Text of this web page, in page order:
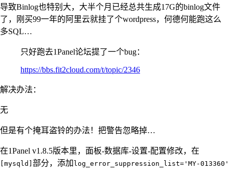
导致Binlog也特别大，大半个月已经总共生成17G的binlog文件
了，刚买99一年的阿里云就挂了个wordpress，何德何能跑这么
多SQL…
只好跑去1Panel论坛提了一个bug：
https://bbs.fit2cloud.com/t/topic/2346
解决办法：
无
但是有个掩耳盗铃的办法！把警告忽略掉…
在1Panel v1.8.5版本里，面板-数据库-设置-配置修改，在
[mysqld] 部分，添加 log_error_suppression_list='MY-013360'